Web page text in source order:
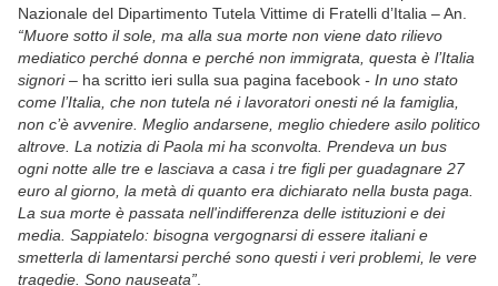
Nazionale del Dipartimento Tutela Vittime di Fratelli d’Italia – An.
“Muore sotto il sole, ma alla sua morte non viene dato rilievo
mediatico perché donna e perché non immigrata, questa è l’Italia
signori – ha scritto ieri sulla sua pagina facebook - In uno stato
come l’Italia, che non tutela né i lavoratori onesti né la famiglia,
non c’è avvenire. Meglio andarsene, meglio chiedere asilo politico
altrove. La notizia di Paola mi ha sconvolta. Prendeva un bus
ogni notte alle tre e lasciava a casa i tre figli per guadagnare 27
euro al giorno, la metà di quanto era dichiarato nella busta paga.
La sua morte è passata nell'indifferenza delle istituzioni e dei
media. Sappiatelo: bisogna vergognarsi di essere italiani e
smetterla di lamentarsi perché sono questi i veri problemi, le vere
tragedie. Sono nauseata”